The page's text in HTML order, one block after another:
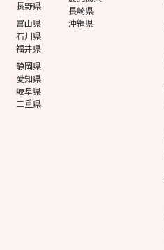
長野県
富山県
石川県
福井県
静岡県
愛知県
岐阜県
三重県
長崎県
沖縄県